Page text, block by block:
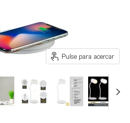
Pulse para acercar